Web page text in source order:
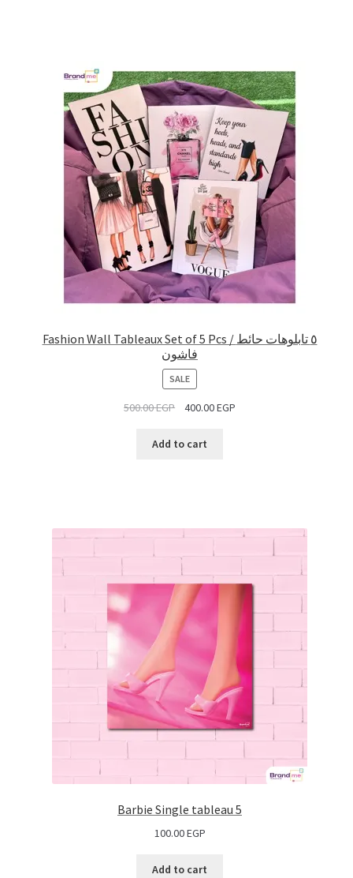
Fashion Wall Tableaux Set of 5 Pcs / ٥ تابلوهات حائط
فاشون
SALEPRODUCT
ON
SALE
500.00EGP 400.00EGP
Add to cart
Barbie Single tableau 5
100.00EGP
Add to cart